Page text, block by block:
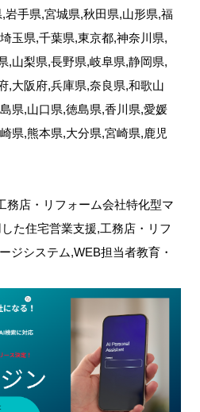
手県,宮城県,秋田県,山形県,福
玉県,千葉県,東京都,神奈川県,
,山梨県,長野県,岐阜県,静岡県,
,大阪府,兵庫県,奈良県,和歌山
県,山口県,徳島県,香川県,愛媛
県,熊本県,大分県,宮崎県,鹿児
務店・リフォーム会社特化型マ
た住宅営業支援,工務店・リフ
ジシステム,WEB担当者教育・